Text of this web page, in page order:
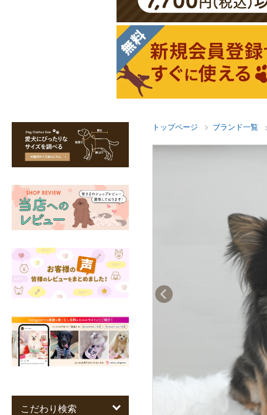
トップページ ブランド一覧
こだわり検索